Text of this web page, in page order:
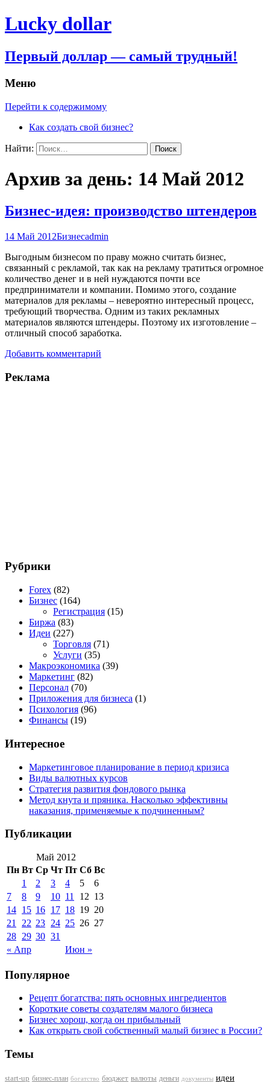
Lucky dollar
Первый доллар — самый трудный!
Меню
Перейти к содержимому
Как создать свой бизнес?
Найти:
Архив за день: 14 Май 2012
Бизнес-идея: производство штендеров
14 Май 2012Бизнесadmin
Выгодным бизнесом по праву можно считать бизнес,
связанный с рекламой, так как на рекламу тратиться огромное
количество денег и в ней нуждаются почти все
предприниматели и компании. Помимо этого, создание
материалов для рекламы – невероятно интересный процесс,
требующий творчества. Одним из таких рекламных
материалов являются штендеры. Поэтому их изготовление –
отличный способ заработка.
Добавить комментарий
Реклама
Рубрики
Forex (82)
Бизнес (164)
Регистрация (15)
Биржа (83)
Идеи (227)
Торговля (71)
Услуги (35)
Макроэкономика (39)
Маркетинг (82)
Персонал (70)
Приложения для бизнеса (1)
Психология (96)
Финансы (19)
Интересное
Маркетинговое планирование в период кризиса
Виды валютных курсов
Стратегия развития фондового рынка
Метод кнута и пряника. Насколько эффективны
наказания, применяемые к подчиненным?
Публикации
Май 2012
Пн Вт Ср Чт Пт Сб Вс
« Апр Июн »
1 2 3 4 5
6
7
8 9 10 11 12 13
14 15 16 17 18 19 20
21
22 23 24 25 26 27
28 29 30 31
Популярное
Рецепт богатства: пять основных ингредиентов
Короткие советы создателям малого бизнеса
Бизнес хорош, когда он прибыльный
Как открыть свой собственный малый бизнес в России?
Темы
start-up бизнес-план богатство бюджет валюты деньги документы идеи